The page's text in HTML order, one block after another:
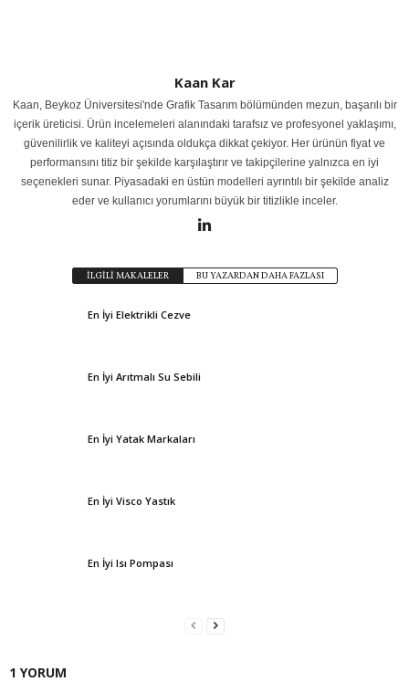
Kaan Kar
Kaan, Beykoz Üniversitesi'nde Grafik Tasarım bölümünden mezun, başarılı bir
içerik üreticisi. Ürün incelemeleri alanındaki tarafsız ve profesyonel yaklaşımı,
güvenilirlik ve kaliteyi açısında oldukça dikkat çekiyor. Her ürünün fiyat ve
performansını titiz bir şekilde karşılaştırır ve takipçilerine yalnızca en iyi
seçenekleri sunar. Piyasadaki en üstün modelleri ayrıntılı bir şekilde analiz
eder ve kullanıcı yorumlarını büyük bir titizlikle inceler.
İLGİLİ MAKALELER BU YAZARDAN DAHA FAZLASI
En İyi Elektrikli Cezve
En İyi Arıtmalı Su Sebili
En İyi Yatak Markaları
En İyi Visco Yastık
En İyi Isı Pompası
1 YORUM